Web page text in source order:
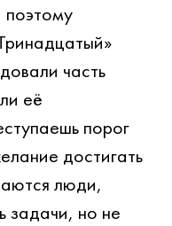
поэтому
часть
её
порог
достигать
люди,
задачи, но не